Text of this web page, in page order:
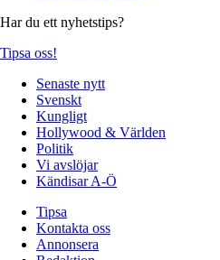
Har du ett nyhetstips?
Tipsa oss!
Senaste nytt
Svenskt
Kungligt
Hollywood & Världen
Politik
Vi avslöjar
Kändisar A-Ö
Tipsa
Kontakta oss
Annonsera